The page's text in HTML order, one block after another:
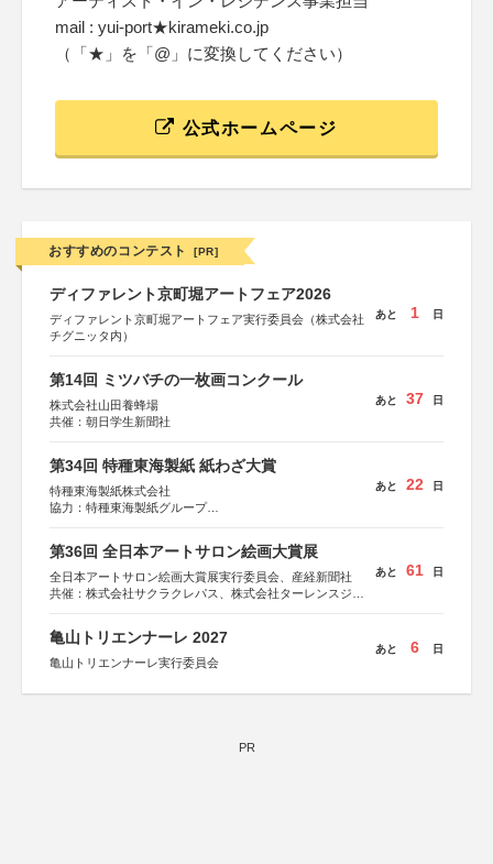
mail : yui-port★kirameki.co.jp
（「★」を「@」に変換してください）
公式ホームページ
おすすめのコンテスト [PR]
ディファレント京町堀アートフェア2026
ディファレント京町堀アートフェア実行委員会（株式会社
チグニッタ内）
あと 1 日
第14回 ミツバチの一枚画コンクール
株式会社山田養蜂場
共催：朝日学生新聞社
あと 37 日
第34回 特種東海製紙 紙わざ大賞
特種東海製紙株式会社
協力：特種東海製紙グループ
あと 22 日
第36回 全日本アートサロン絵画大賞展
全日本アートサロン絵画大賞展実行委員会、産経新聞社
共催：株式会社サクラクレパス、株式会社ターレンスジャ
あと 61 日
亀山トリエンナーレ 2027
亀山トリエンナーレ実行委員会
あと 6 日
PR